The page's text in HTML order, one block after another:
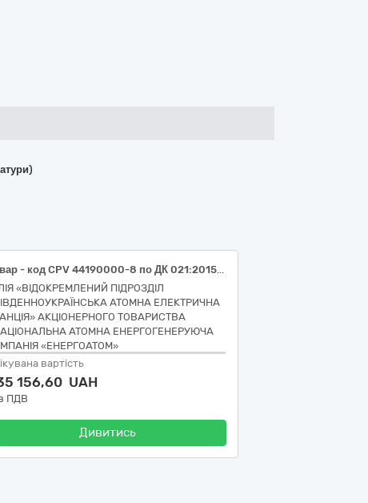
Товар - код CPV 44190000-8 по ДК 021:2015 Конструкційні матеріали різні (ДВП, ДСП). РПЗ - 9.203
«ВІДОКРЕМЛЕНИЙ ПІДРОЗДІЛ
АТОМНА ЕЛЕКТРИЧНА
АКЦІОНЕРНОГО ТОВАРИСТВА
АТОМНА ЕНЕРГОГЕНЕРУЮЧА
«ЕНЕРГОАТОМ»
вартість
156,60 UAH
ПДВ
Дивитись